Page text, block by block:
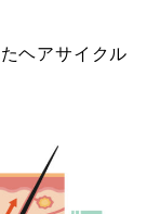
ヘアサイクル